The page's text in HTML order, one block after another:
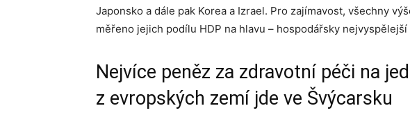
Japonsko a dále pak Korea a Izrael. Pro zajímavost, všechny
měřeno jejich podílu HDP na hlavu – hospodářsky nejvyspělejší
Nejvíce peněz za zdravotní péči na
z evropských zemí jde ve Švýcarsku